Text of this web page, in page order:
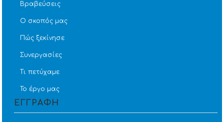
Βραβεύσεις
Ο σκοπός μας
Πώς ξεκίνησε
Συνεργασίες
Τι πετύχαμε
Το έργο μας
ΕΓΓΡΑΦΗ